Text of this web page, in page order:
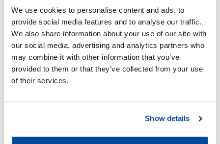
We use cookies to personalise content and ads, to
provide social media features and to analyse our traffic.
We also share information about your use of our site with
our social media, advertising and analytics partners who
may combine it with other information that you’ve
provided to them or that they’ve collected from your use
of their services.
Show details
Hiilidioksidia hirsirakennus sitoo 300 kiloa neliömetriä
kohden, mikä sadan neliön talossa tarkoittaa 30 tonnia eli
keskivertoautoilijan yli kymmenen vuoden päästöjä.
Finnlamelli käyttää rakentamiseen suomalaista, sertifioitua
puuta lähisahoilta. Alajärven tehtaalla siitä valmistuu
useampi sata hirsitaloa vuodessa, joista reilu viidennes
menee vientiin eri puolille maailmaa. Alajärvellä
Suomea parikymmentä lisää.
”Kaiken kaikkiaan vanha mielikuva hirrestä mökkien ja